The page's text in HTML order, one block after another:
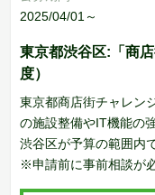
2025/04/01～
東京都渋谷区:「商
度）
東京都商店街チャレン
の施設整備やIT機能の
渋谷区が予算の範囲内
※申請前に事前相談が